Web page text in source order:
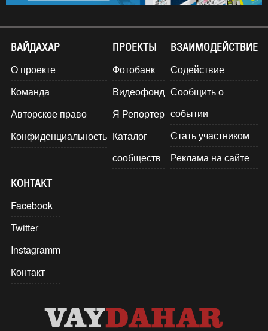
ВАЙДАХАР
О проекте
Команда
Авторское право
Конфиденциальность
ПРОЕКТЫ
Фотобанк
Видеофонд
Я Репортер
Каталог
сообществ
ВЗАИМОДЕЙСТВИЕ
Содействие
Сообщить о
событии
Стать участником
Реклама на сайте
КОНТАКТ
Facebook
Twitter
Instagramm
Контакт